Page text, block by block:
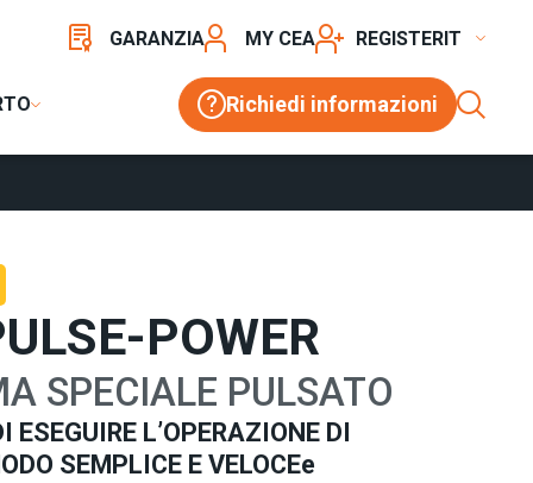
Richiedi informazioni
GARANZIA MY CEA REGISTER
POWER
SPECIALE PULSATO
ESEGUIRE L’OPERAZIONE DI
SEMPLICE E VELOCEe